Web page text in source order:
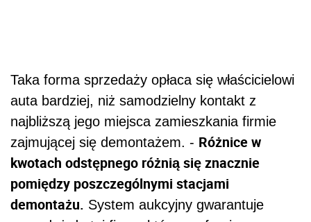
Taka forma sprzedaży opłaca się właścicielowi
auta bardziej, niż samodzielny kontakt z
najbliższą jego miejsca zamieszkania firmie
zajmującej się demontażem. - Różnice w
kwotach odstępnego różnią się znacznie
pomiędzy poszczególnymi stacjami
demontażu. System aukcyjny gwarantuje